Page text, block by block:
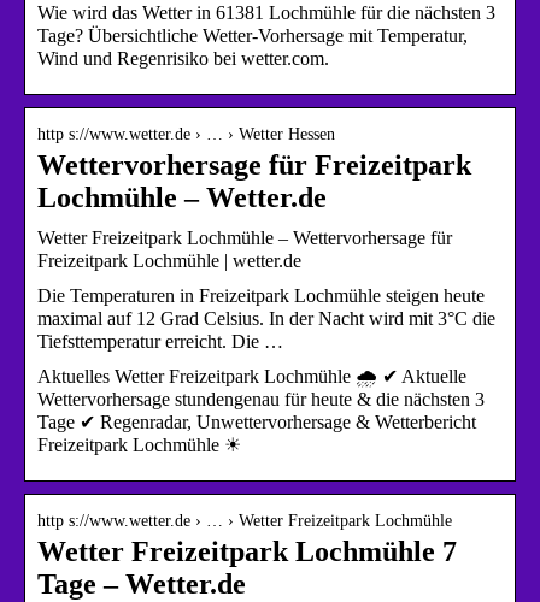
Wie wird das Wetter in 61381 Lochmühle für die nächsten 3
Tage? Übersichtliche Wetter-Vorhersage mit Temperatur,
Wind und Regenrisiko bei wetter.com.
http s://www.wetter.de › … › Wetter Hessen
Wettervorhersage für Freizeitpark
Lochmühle – Wetter.de
Wetter Freizeitpark Lochmühle – Wettervorhersage für
Freizeitpark Lochmühle | wetter.de
Die Temperaturen in Freizeitpark Lochmühle steigen heute
maximal auf 12 Grad Celsius. In der Nacht wird mit 3°C die
Tiefsttemperatur erreicht. Die …
Aktuelles Wetter Freizeitpark Lochmühle 🌧️ ✔ Aktuelle
Wettervorhersage stundengenau für heute & die nächsten 3
Tage ✔ Regenradar, Unwettervorhersage & Wetterbericht
Freizeitpark Lochmühle ☀
http s://www.wetter.de › … › Wetter Freizeitpark Lochmühle
Wetter Freizeitpark Lochmühle 7
Tage – Wetter.de